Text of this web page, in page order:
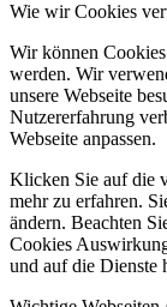
Wie wir Cookies
Wir können
werden. Wir
unsere Webseite
Nutzererfahrung
Webseite anpassen.
Klicken Sie auf die
mehr zu erfahren.
ändern. Beachten
Cookies
und auf die Dienste